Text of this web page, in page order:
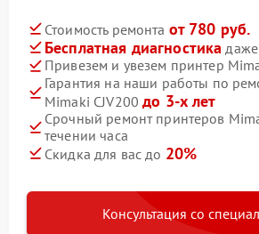
Стоимость ремонта от 780 руб.
Бесплатная диагностика
Привезем и увезем принтер
Гарантия на наши работы по
Mimaki CJV200до 3-х лет
Срочный ремонт принтеров
течении часа
Скидка для вас до 20%
Консультация со